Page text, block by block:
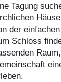
Tagung
der
Schloss